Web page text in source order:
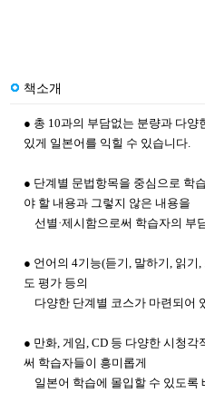
책소개
● 총 10과의 부담없는 분량과 다양
있게 일본어를 익힐 수 있습니다.
● 단계별 문법항목을 중심으로 학
야 할 내용과 그렇지 않은 내용을
선별·제시함으로써 학습자의 부
● 언어의 4기능(듣기, 말하기, 읽기
도 평가 등의
다양한 단계별 코스가 마련되어
● 만화, 게임, CD 등 다양한 시청
써 학습자들이 흥미롭게
일본어 학습에 몰입할 수 있도록